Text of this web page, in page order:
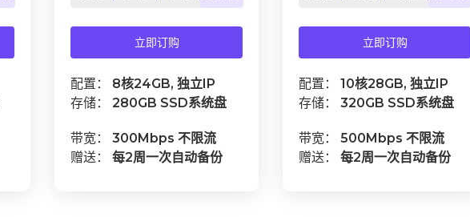
立即订购
配置： 8核24GB, 独立IP
存储： 280GB SSD系统盘
带宽： 300Mbps 不限流
赠送： 每2周一次自动备份
立即订购
配置： 10核28GB, 独立IP
存储： 320GB SSD系统盘
带宽： 500Mbps 不限流
赠送： 每2周一次自动备份